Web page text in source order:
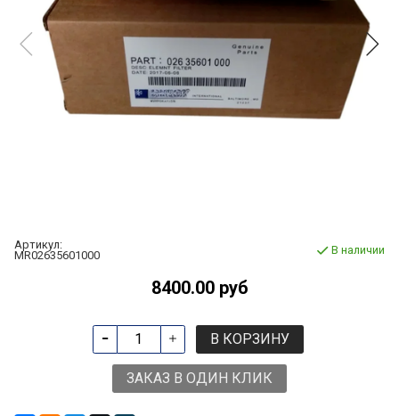
Артикул:
MR02635601000
В наличии
8400.00 руб
В КОРЗИНУ
ЗАКАЗ В ОДИН КЛИК